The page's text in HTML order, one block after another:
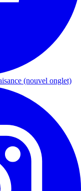
(nouvel onglet)